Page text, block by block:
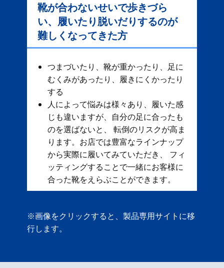
靴が合わないせいで歩きづら
い、履いたり脱いだりするのが
難しくなってきた方
つまづいたり、靴が重かったり、足に
むくみがあったり、履きにくかったり
する
人によって悩みは様々あり、履いた感
じも違いますが、自分の足に合ったも
のを選ばないと、 転倒のリスクが高ま
ります。お店では豊富なラインナップ
から実際に履いてみていただき、 フィ
ッティングすることで一緒にお客様に
合った靴をえらぶことができます。
※画像をクリックすると、製品専用サイトに移
行します。